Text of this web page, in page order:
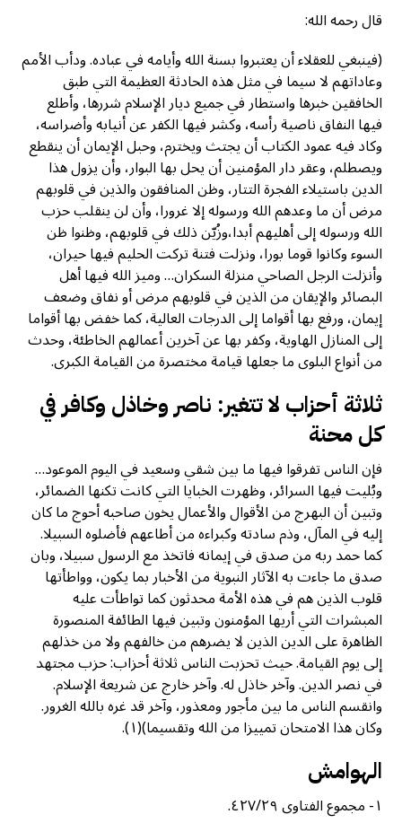
قال رحمه الله:
(فينبغي للعقلاء أن يعتبروا بسنة الله وأيامه في عباده. ودأب الأمم
وعاداتهم لا سيما في مثل هذه الحادثة العظيمة التي طبق
الخافقين خبرها واستطار في جميع ديار الإسلام شررها، وأطلع
فيها النفاق ناصية رأسه، وكشر فيها الكفر عن أنيابه وأضراسه،
وكاد فيه عمود الكتاب أن يجتث ويخترم، وحبل الإيمان أن ينقطع
ويصطلم، وعقر دار المؤمنين أن يحل بها البوار، وأن يزول هذا
الدين باستيلاء الفجرة التتار، وظن المنافقون والذين في قلوبهم
مرض أن ما وعدهم الله ورسوله إلا غرورا، وأن لن ينقلب حزب
الله ورسوله إلى أهليهم أبدا،وزُيّن ذلك في قلوبهم، وظنوا ظن
السوء وكانوا قوما بورا، ونزلت فتنة تركت الحليم فيها حيران،
وأنزلت الرجل الصاحي منزلة السكران… وميز الله فيها أهل
البصائر والإيقان من الذين في قلوبهم مرض أو نفاق وضعف
إيمان، ورفع بها أقواما إلى الدرجات العالية، كما خفض بها أقواما
إلى المنازل الهاوية، وكفر بها عن آخرين أعمالهم الخاطئة، وحدث
من أنواع البلوى ما جعلها قيامة مختصرة من القيامة الكبرى.
ثلاثة أحزاب لا تتغير: ناصر وخاذل وكافر في
كل محنة
فإن الناس تفرقوا فيها ما بين شقي وسعيد في اليوم الموعود…
وبُليت فيها السرائر، وظهرت الخبايا التي كانت تكنها الضمائر،
وتبين أن البهرج من الأقوال والأعمال يخون صاحبه أحوج ما كان
إليه في المآل، وذم سادته وكبراءه من أطاعهم فأضلوه السبيلا.
كما حمد ربه من صدق في إيمانه فاتخذ مع الرسول سبيلا، وبان
صدق ما جاءت به الآثار النبوية من الأخبار بما يكون، وواطأتها
قلوب الذين هم في هذه الأمة محدثون كما تواطأت عليه
المبشرات التي أريها المؤمنون وتبين فيها الطائفة المنصورة
الظاهرة على الدين الذين لا يضرهم من خالفهم ولا من خذلهم
إلى يوم القيامة. حيث تحزبت الناس ثلاثة أحزاب: حزب مجتهد
في نصر الدين. وآخر خاذل له. وآخر خارج عن شريعة الإسلام.
وانقسم الناس ما بين مأجور ومعذور، وآخر قد غره بالله الغرور.
وكان هذا الامتحان تمييزا من الله وتقسيما)(١).
الهوامش
١- مجموع الفتاوى ٤٢٧/٢٩.